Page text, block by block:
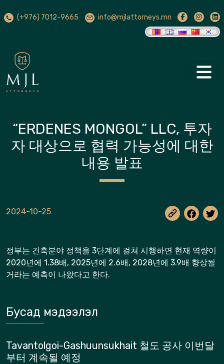
(+976) 7012-9665 info@mjlattorneys.mn
“ERDENES MONGOL” LLC, 투자
자 대상으로 협력 가능성에 대한
내용 발표
2024-10-25
정부는 건축분야 정책을 3단계에 걸쳐 시행하면 현재 역량이
2020년에 1.38배, 2025년에 2.6배, 2028년에 3.9배 향상될
거라는 예측이 나왔다고 한다.
Бусад мэдээлэл
Tavantolgoi-Gashuunsukhait 철도 공사 이번달
부터 계속될 예정